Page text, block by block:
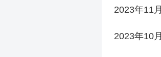
2023年11月
2023年10月